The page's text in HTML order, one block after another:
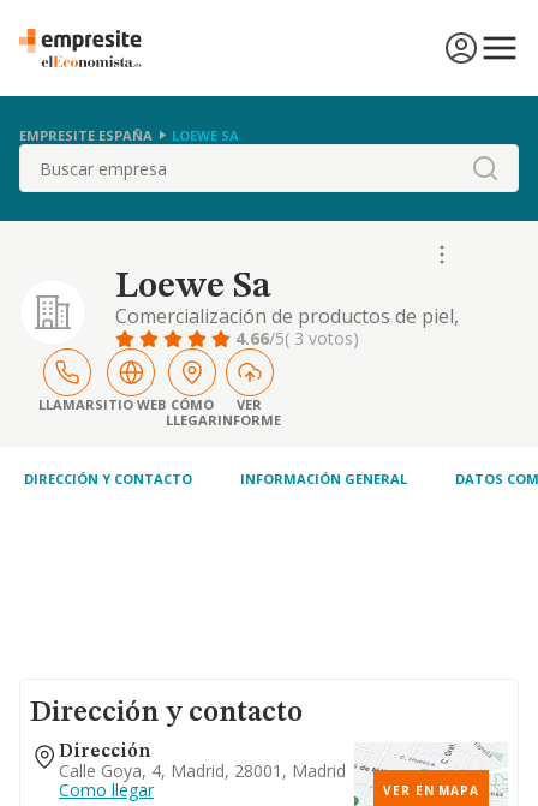
EMPRESITE ESPAÑA LOEWE SA
Buscar
Loewe Sa
Comercialización de productos de piel,
perfumerai y prendas de vestir
4.66/5( 3 votos)
LLAMARSITIO WEB CÓMO
LLEGAR
VER
INFORME
DIRECCIÓN Y CONTACTO INFORMACIÓN GENERAL DATOS
Dirección y contacto
Dirección
Calle Goya, 4, Madrid, 28001, Madrid
Como llegar
VER EN MAPA